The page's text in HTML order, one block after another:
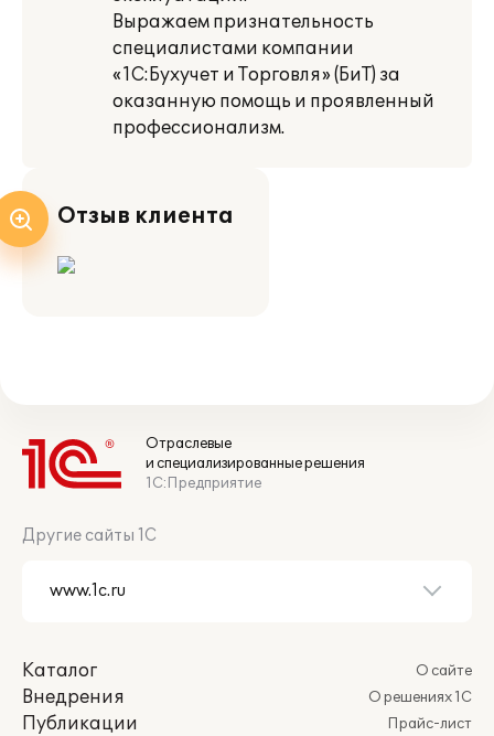
Выражаем признательность
специалистами компании
«1С:Бухучет и Торговля» (БиТ) за
оказанную помощь и проявленный
профессионализм.
Отзыв клиента
Отраслевые
и специализированные решения
1С:Предприятие
Другие сайты 1С
Каталог
Внедрения
Публикации
О сайте
О решениях 1С
Прайс-лист